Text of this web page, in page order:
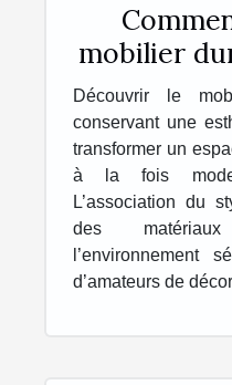
mobilier
Découvrir le
conservant une
transformer un
à la fois
L’association du
des
l’environnement
d’amateurs de